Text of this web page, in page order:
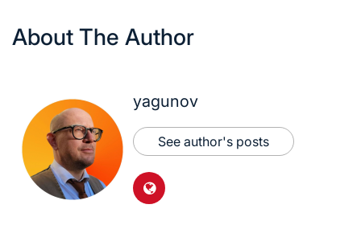
About The Author
yagunov
See author's posts